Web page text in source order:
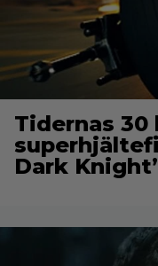
Tidernas 30
Dark